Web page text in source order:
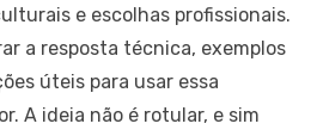
e escolhas profissionais.
a resposta técnica, exemplos
úteis para usar essa
A ideia não é rotular, e sim